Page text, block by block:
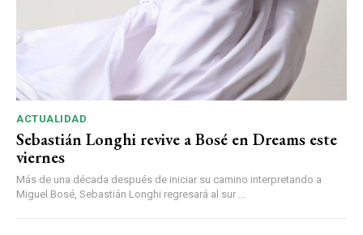
ACTUALIDAD
Sebastián Longhi revive a Bosé en Dreams este
viernes
Más de una década después de iniciar su camino interpretando a
Miguel Bosé, Sebastián Longhi regresará al sur ...